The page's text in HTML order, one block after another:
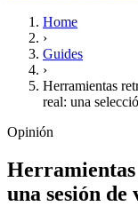
Home
›
Guides
›
Herramientas
real: una
Opinión
una sesión de